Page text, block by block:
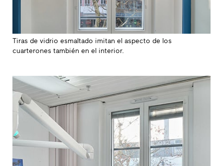
Tiras de vidrio esmaltado imitan el aspecto de los
cuarterones también en el interior.